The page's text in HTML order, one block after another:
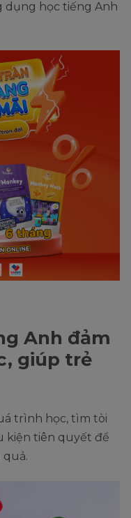
dụng học tiếng Anh
Anh đảm
giúp trẻ
trình học, tìm tòi
kiện tiên quyết để
quả.